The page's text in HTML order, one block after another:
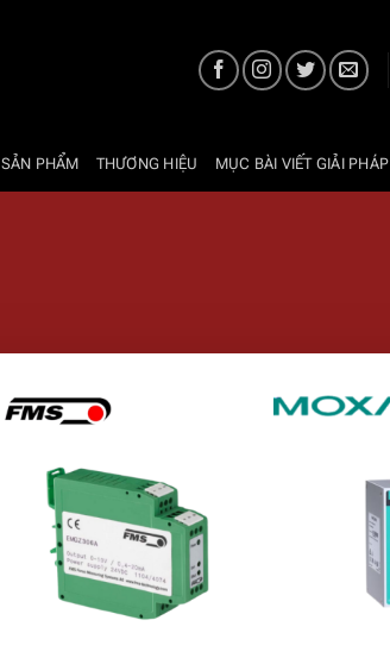
SẢN PHẨM THƯƠNG HIỆU MỤC BÀI VIẾT GIẢI PHÁP